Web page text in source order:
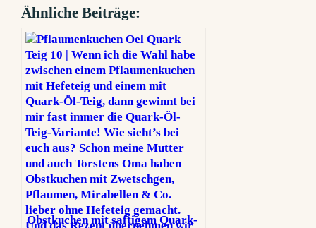
Ähnliche Beiträge:
Obstkuchen mit saftigem Quark-